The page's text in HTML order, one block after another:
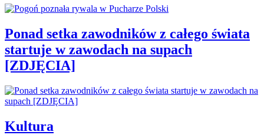
Ponad setka zawodników z całego świata
startuje w zawodach na supach
[ZDJĘCIA]
Kultura